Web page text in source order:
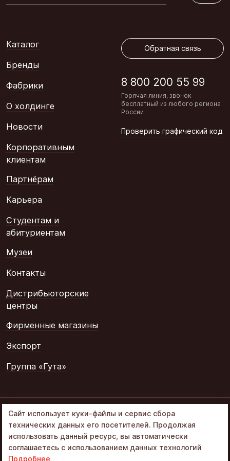
Каталог
Бренды
Фабрики
О холдинге
Новости
Корпоративным
клиентам
Партнёрам
Карьера
Студентам и
абитуриентам
Музеи
Контакты
Дистрибьюторские
центры
Фирменные магазины
Экспорт
Группа «Гута»
Обратная связь
8 800 200 55 99
Горячая линия, звонок
бесплатный из любого региона
России
Проверить графический код
© 2002–2026
«Объединенные
кондитеры» в составе
Политика обработки ПД
Сайт использует куки-файлы и сервис сбора
технических данных его посетителей. Продолжая
использовать данный ресурс, вы автоматически
соглашаетесь с использованием данных технологий
Подробнее